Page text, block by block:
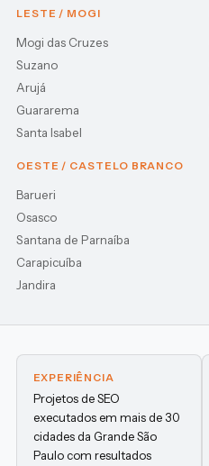
LESTE / MOGI
Mogi das Cruzes
Suzano
Arujá
Guararema
Santa Isabel
OESTE / CASTELO BRANCO
Barueri
Osasco
Santana de Parnaíba
Carapicuíba
Jandira
EXPERIÊNCIA
Projetos de SEO
executados em mais de 30
cidades da Grande São
Paulo com resultados